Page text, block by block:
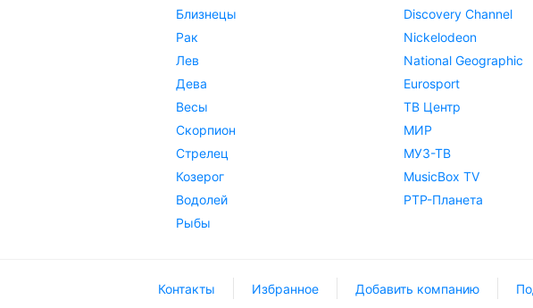
Близнецы
Рак
Лев
Дева
Весы
Скорпион
Стрелец
Козерог
Водолей
Рыбы
Discovery Channel
Nickelodeon
National Geographic
Eurosport
ТВ Центр
МИР
МУЗ-ТВ
MusicBox TV
РТР-Планета
Контакты Избранное Добавить компанию